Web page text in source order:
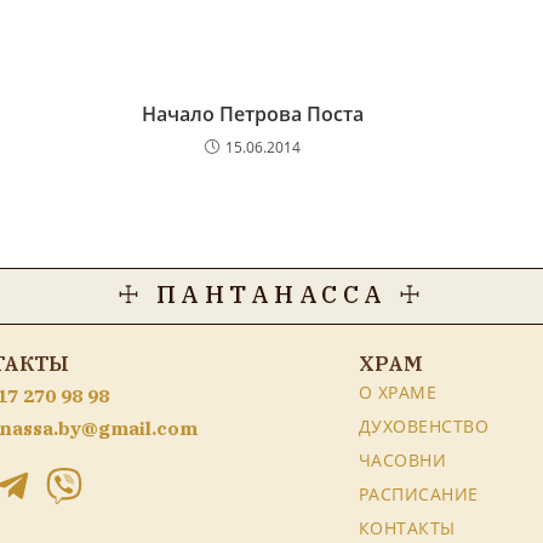
Начало Петрова Поста
15.06.2014
☩ ПАНТАНАССА ☩
270 98 98
ХРАМ
О ХРАМЕ
ДУХОВЕНСТВО
ЧАСОВНИ
РАСПИСАНИЕ
КОНТАКТЫ